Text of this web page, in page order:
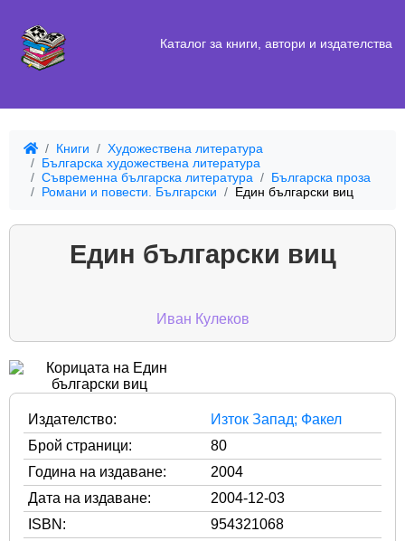
Каталог за книги, автори и издателства
Книги
Художествена литература
Българска художествена литература
Съвременна българска литература
Българска проза
Романи и повести. Български
Един български виц
Един български виц
Иван Кулеков
Издателство:
Изток Запад; Факел
Брой страници:
80
Година на издаване:
2004
Дата на издаване:
2004-12-03
ISBN:
954321068